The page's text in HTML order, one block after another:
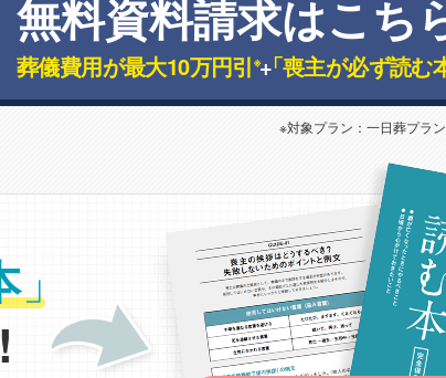
無料資料請求はこち
葬儀費用が最大10万円引 ※+
「喪主が必ず読む
※対象プラン：一日葬プラ
」